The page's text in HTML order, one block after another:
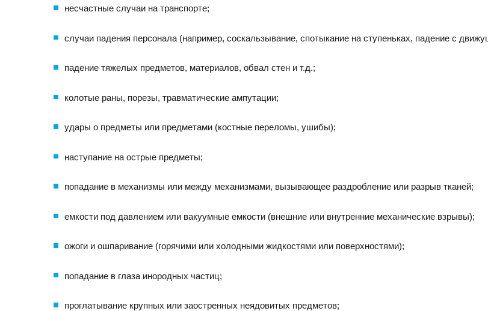
несчастные случаи на транспорте;
случаи падения персонала (например, соскальзывание, спотыкание на ступеньках, падение с
падение тяжелых предметов, материалов, обвал стен и т.д.;
колотые раны, порезы, травматические ампутации;
удары о предметы или предметами (костные переломы, ушибы);
наступание на острые предметы;
попадание в механизмы или между механизмами, вызывающее раздробление или разрыв тканей;
емкости под давлением или вакуумные емкости (внешние или внутренние механические взрывы);
ожоги и ошпаривание (горячими или холодными жидкостями или поверхностями);
попадание в глаза инородных частиц;
проглатывание крупных или заостренных неядовитых предметов;